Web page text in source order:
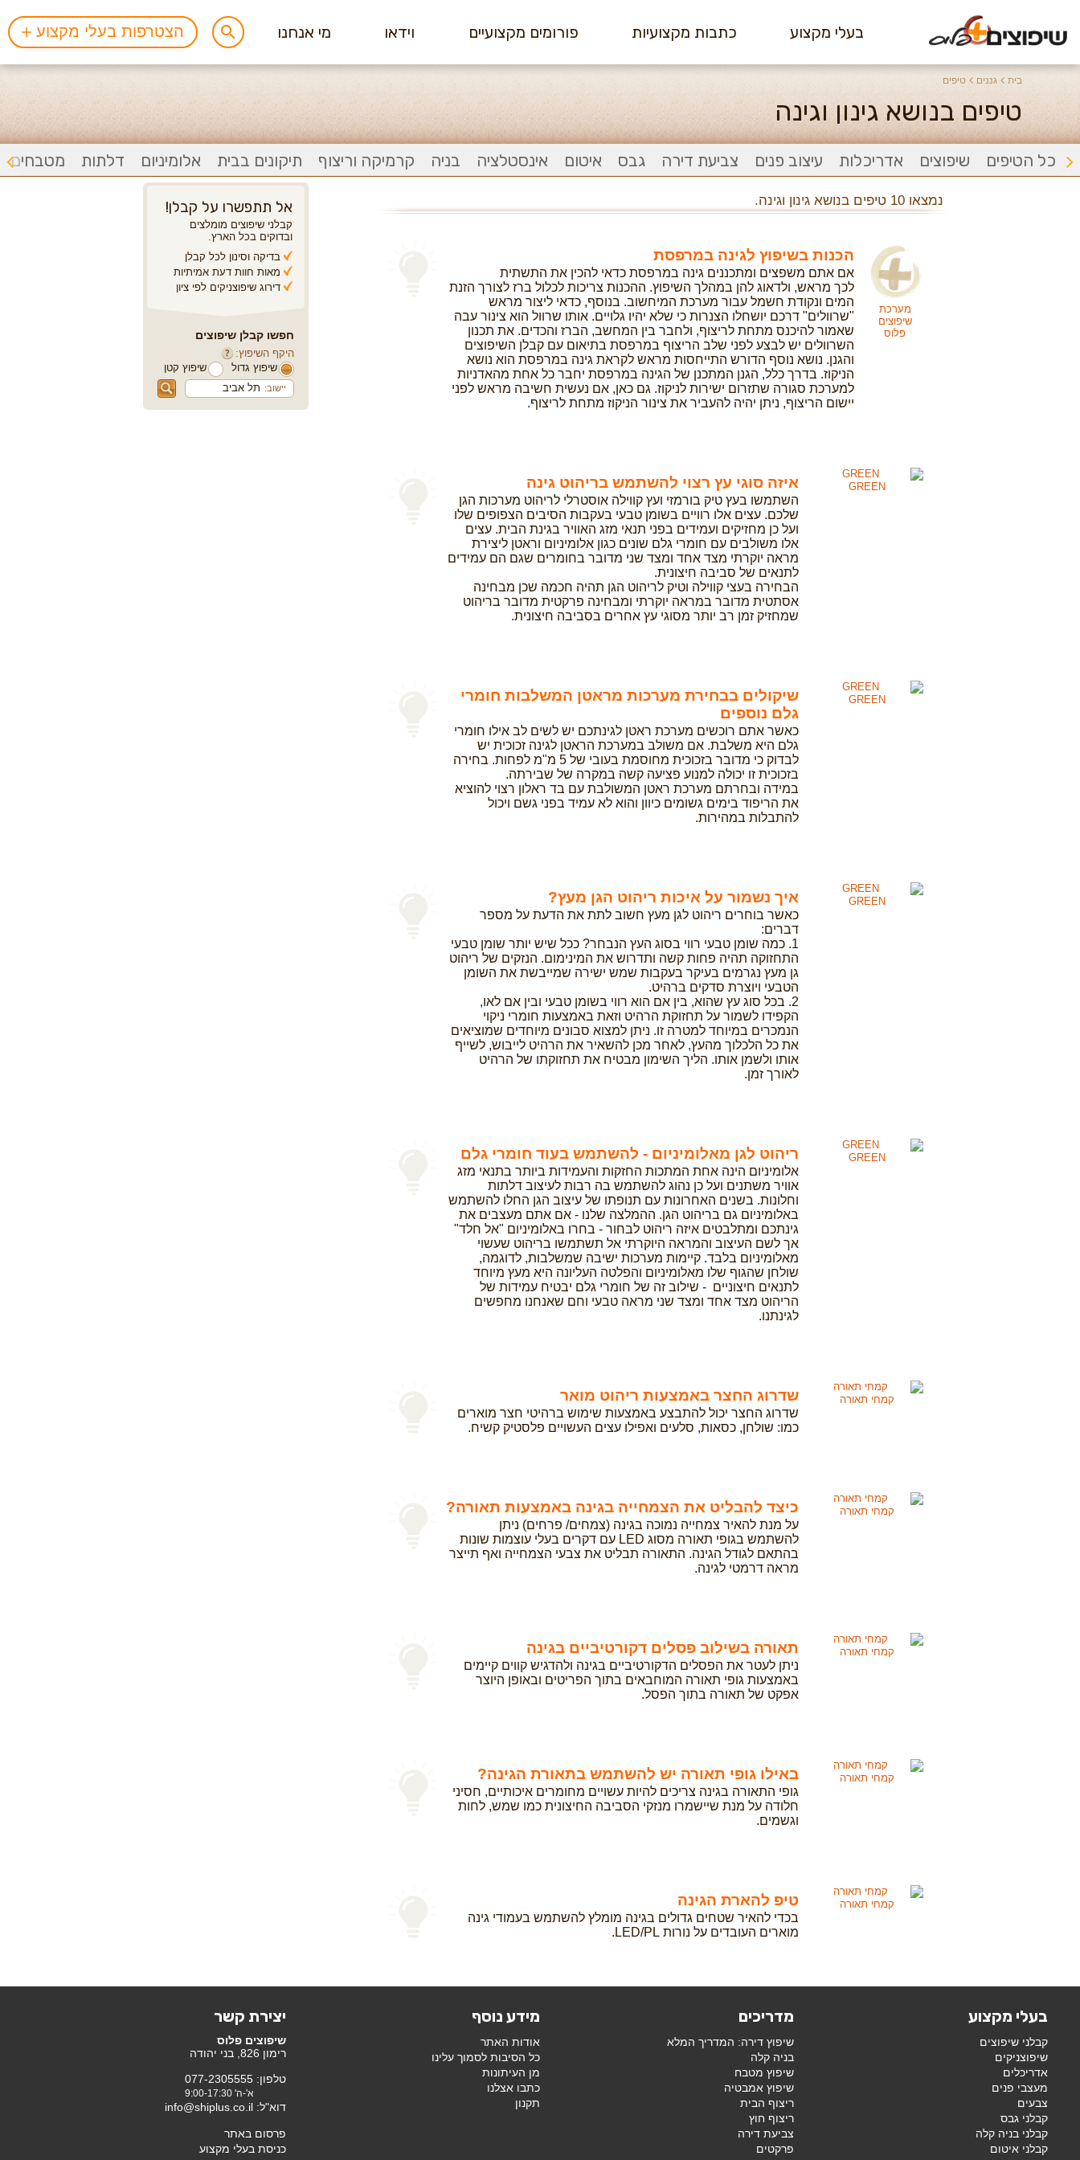
בעלי מקצוע כתבות מקצועיות פורומים מקצועיים וידאו מי אנחנו הצטרפות בעלי מקצוע
בית גננים טיפים
טיפים בנושא גינון וגינה
כל הטיפים שיפוצים אדריכלות עיצוב פנים צביעת דירה גבס איטום אינסטלציה בניה קרמיקה וריצוף תיקונים בבית אלומיניום דלתות מטבחים
אל תתפשרו על קבלן!
קבלני שיפוצים מומלצים
ובדוקים בכל הארץ.
בדיקה וסינון לכל קבלן
מאות חוות דעת אמיתיות
דירוג שיפוצניקים לפי ציון
חפשו קבלן שיפוצים
היקף השיפוץ:
שיפוץ גדול
שיפוץ קטן
יישוב:
נמצאו 10 טיפים בנושא גינון וגינה.
מערכת
שיפוצים
פלוס
הכנות בשיפוץ לגינה במרפסת
אם אתם משפצים ומתכננים גינה במרפסת כדאי להכין את התשתית
לכך מראש, ולדאוג להן במהלך השיפוץ. ההכנות צריכות לכלול ברז לצורך הזנת
המים ונקודת חשמל עבור מערכת המיחשוב. בנוסף, כדאי ליצור מראש
"שרוולים" דרכם יושחלו הצנרות כי שלא יהיו גלויים. אותו שרוול הוא צינור עבה
שאמור להיכנס מתחת לריצוף, ולחבר בין המחשב, הברז והכדים. את תכנון
השרוולים יש לבצע לפני שלב הריצוף במרפסת בתיאום עם קבלן השיפוצים
והגנן. נושא נוסף הדורש התייחסות מראש לקראת גינה במרפסת הוא נושא
הניקוז. בדרך כלל, הגנן המתכנן של הגינה במרפסת יחבר כל אחת מהאדניות
למערכת סגורה שתזרום ישירות לניקוז. גם כאן, אם נעשית חשיבה מראש לפני
יישום הריצוף, ניתן יהיה להעביר את צינור הניקוז מתחת לריצוף.
GREEN איזה סוגי עץ רצוי להשתמש בריהוט גינה
השתמשו בעץ טיק בורמזי ועץ קווילה אוסטרלי לריהוט מערכות הגן
שלכם. עצים אלו רוויים בשומן טבעי בעקבות הסיבים הצפופים שלו
ועל כן מחזיקים ועמידים בפני תנאי מזג האוויר בגינת הבית. עצים
אלו משולבים עם חומרי גלם שונים כגון אלומיניום וראטן ליצירת
מראה יוקרתי מצד אחד ומצד שני מדובר בחומרים שגם הם עמידים
לתנאים של סביבה חיצונית.
הבחירה בעצי קווילה וטיק לריהוט הגן תהיה חכמה שכן מבחינה
אסתטית מדובר במראה יוקרתי ומבחינה פרקטית מדובר בריהוט
שמחזיק זמן רב יותר מסוגי עץ אחרים בסביבה חיצונית.
GREEN
שיקולים בבחירת מערכות מראטן המשלבות חומרי
גלם נוספים
כאשר אתם רוכשים מערכת ראטן לגינתכם יש לשים לב אילו חומרי
גלם היא משלבת. אם משולב במערכת הראטן לגינה זכוכית יש
לבדוק כי מדובר בזכוכית מחוסמת בעובי של 5 מ"מ לפחות. בחירה
בזכוכית זו יכולה למנוע פציעה קשה במקרה של שבירתה.
במידה ובחרתם מערכת ראטן המשולבת עם בד ראלון רצוי להוציא
את הריפוד בימים גשומים כיוון והוא לא עמיד בפני גשם ויכול
להתבלות במהירות.
GREEN איך נשמור על איכות ריהוט הגן מעץ?
כאשר בוחרים ריהוט לגן מעץ חשוב לתת את הדעת על מספר
דברים:
1. כמה שומן טבעי רווי בסוג העץ הנבחר? ככל שיש יותר שומן טבעי
התחזוקה תהיה פחות קשה ותדרוש את המינימום. הנזקים של ריהוט
גן מעץ נגרמים בעיקר בעקבות שמש ישירה שמייבשת את השומן
הטבעי ויוצרת סדקים ברהיט.
2. בכל סוג עץ שהוא, בין אם הוא רווי בשומן טבעי ובין אם לאו,
הקפידו לשמור על תחזוקת הרהיט וזאת באמצעות חומרי ניקוי
הנמכרים במיוחד למטרה זו. ניתן למצוא סבונים מיוחדים שמוציאים
את כל הלכלוך מהעץ, לאחר מכן להשאיר את הרהיט לייבוש, לשייף
אותו ולשמן אותו. הליך השימון מבטיח את תחזוקתו של הרהיט
לאורך זמן.
GREEN ריהוט לגן מאלומיניום - להשתמש בעוד חומרי גלם
אלומיניום הינה אחת המתכות החזקות והעמידות ביותר בתנאי מזג
אוויר משתנים ועל כן נהוג להשתמש בה רבות לעיצוב דלתות
וחלונות. בשנים האחרונות עם תנופתו של עיצוב הגן החלו להשתמש
באלומיניום גם בריהוט הגן. ההמלצה שלנו - אם אתם מעצבים את
גינתכם ומתלבטים איזה ריהוט לבחור - בחרו באלומיניום "אל חלד"
אך לשם העיצוב והמראה היוקרתי אל תשתמשו בריהוט שעשוי
מאלומיניום בלבד. קיימות מערכות ישיבה שמשלבות, לדוגמה,
שולחן שהגוף שלו מאלומיניום והפלטה העליונה היא מעץ מיוחד
לתנאים חיצוניים - שילוב זה של חומרי גלם יבטיח עמידות של
הריהוט מצד אחד ומצד שני מראה טבעי וחם שאנחנו מחפשים
לגינתנו.
קמחי תאורה שדרוג החצר באמצעות ריהוט מואר
שדרוג החצר יכול להתבצע באמצעות שימוש ברהיטי חצר מוארים
כמו: שולחן, כסאות, סלעים ואפילו עצים העשויים פלסטיק קשיח.
קמחי תאורה כיצד להבליט את הצמחייה בגינה באמצעות תאורה?
על מנת להאיר צמחייה נמוכה בגינה (צמחים/ פרחים) ניתן
להשתמש בגופי תאורה מסוג LED עם דקרים בעלי עוצמות שונות
בהתאם לגודל הגינה. התאורה תבליט את צבעי הצמחייה ואף תייצר
מראה דרמטי לגינה.
קמחי תאורה תאורה בשילוב פסלים דקורטיביים בגינה
ניתן לעטר את הפסלים הדקורטיביים בגינה ולהדגיש קווים קיימים
באמצעות גופי תאורה המוחבאים בתוך הפריטים ובאופן היוצר
אפקט של תאורה בתוך הפסל.
קמחי תאורה באילו גופי תאורה יש להשתמש בתאורת הגינה?
גופי התאורה בגינה צריכים להיות עשויים מחומרים איכותיים, חסיני
חלודה על מנת שיישמרו מנזקי הסביבה החיצונית כמו שמש, לחות
וגשמים.
קמחי תאורה טיפ להארת הגינה
בכדי להאיר שטחים גדולים בגינה מומלץ להשתמש בעמודי גינה
מוארים העובדים על נורות LED/PL.
בעלי מקצוע
קבלני שיפוצים
שיפוצניקים
אדריכלים
מעצבי פנים
צבעים
קבלני גבס
קבלני בניה קלה
קבלני איטום
מדריכים
שיפוץ דירה: המדריך המלא
בניה קלה
שיפוץ מטבח
שיפוץ אמבטיה
ריצוף הבית
ריצוף חוץ
צביעת דירה
פרקטים
מידע נוסף
אודות האתר
כל הסיבות לסמוך עלינו
מן העיתונות
כתבו אצלנו
תקנון
יצירת קשר
שיפוצים פלוס
רימון 826, בני יהודה
טלפון: 077-2305555
א'-ה' 9:00-17:30
דוא"ל: info@shiplus.co.il
פרסום באתר
כניסת בעלי מקצוע